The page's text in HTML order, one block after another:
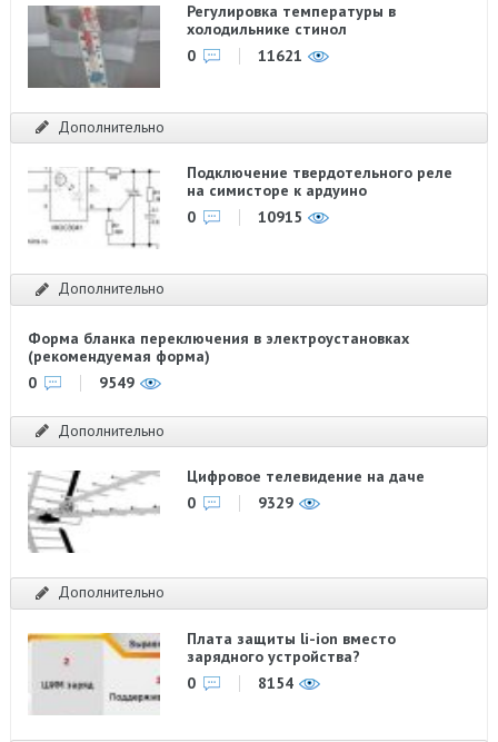
Регулировка температуры в
холодильнике стинол
0
11621
Дополнительно
Подключение твердотельного реле
на симисторе к ардуино
0
10915
Дополнительно
Форма бланка переключения в электроустановках
(рекомендуемая форма)
0
9549
Дополнительно
Цифровое телевидение на даче
0
9329
Дополнительно
Плата защиты li-ion вместо
зарядного устройства?
0
8154